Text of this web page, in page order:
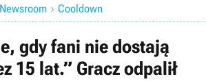
Newsroom  Cooldown
gdy fani nie dostają
15 lat.” Gracz odpalił